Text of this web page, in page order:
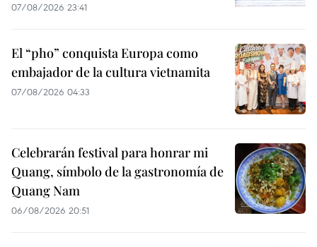
07/08/2026 23:41
El “pho” conquista Europa como
embajador de la cultura vietnamita
07/08/2026 04:33
Celebrarán festival para honrar mi
Quang, símbolo de la gastronomía de
Quang Nam
06/08/2026 20:51